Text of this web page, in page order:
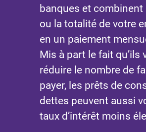
banques et
ou la totalité de votre
en un paiement
Mis à part le fait qu’ils
réduire le nombre de
payer, les prêts de
dettes peuvent aussi
taux d’intérêt moins